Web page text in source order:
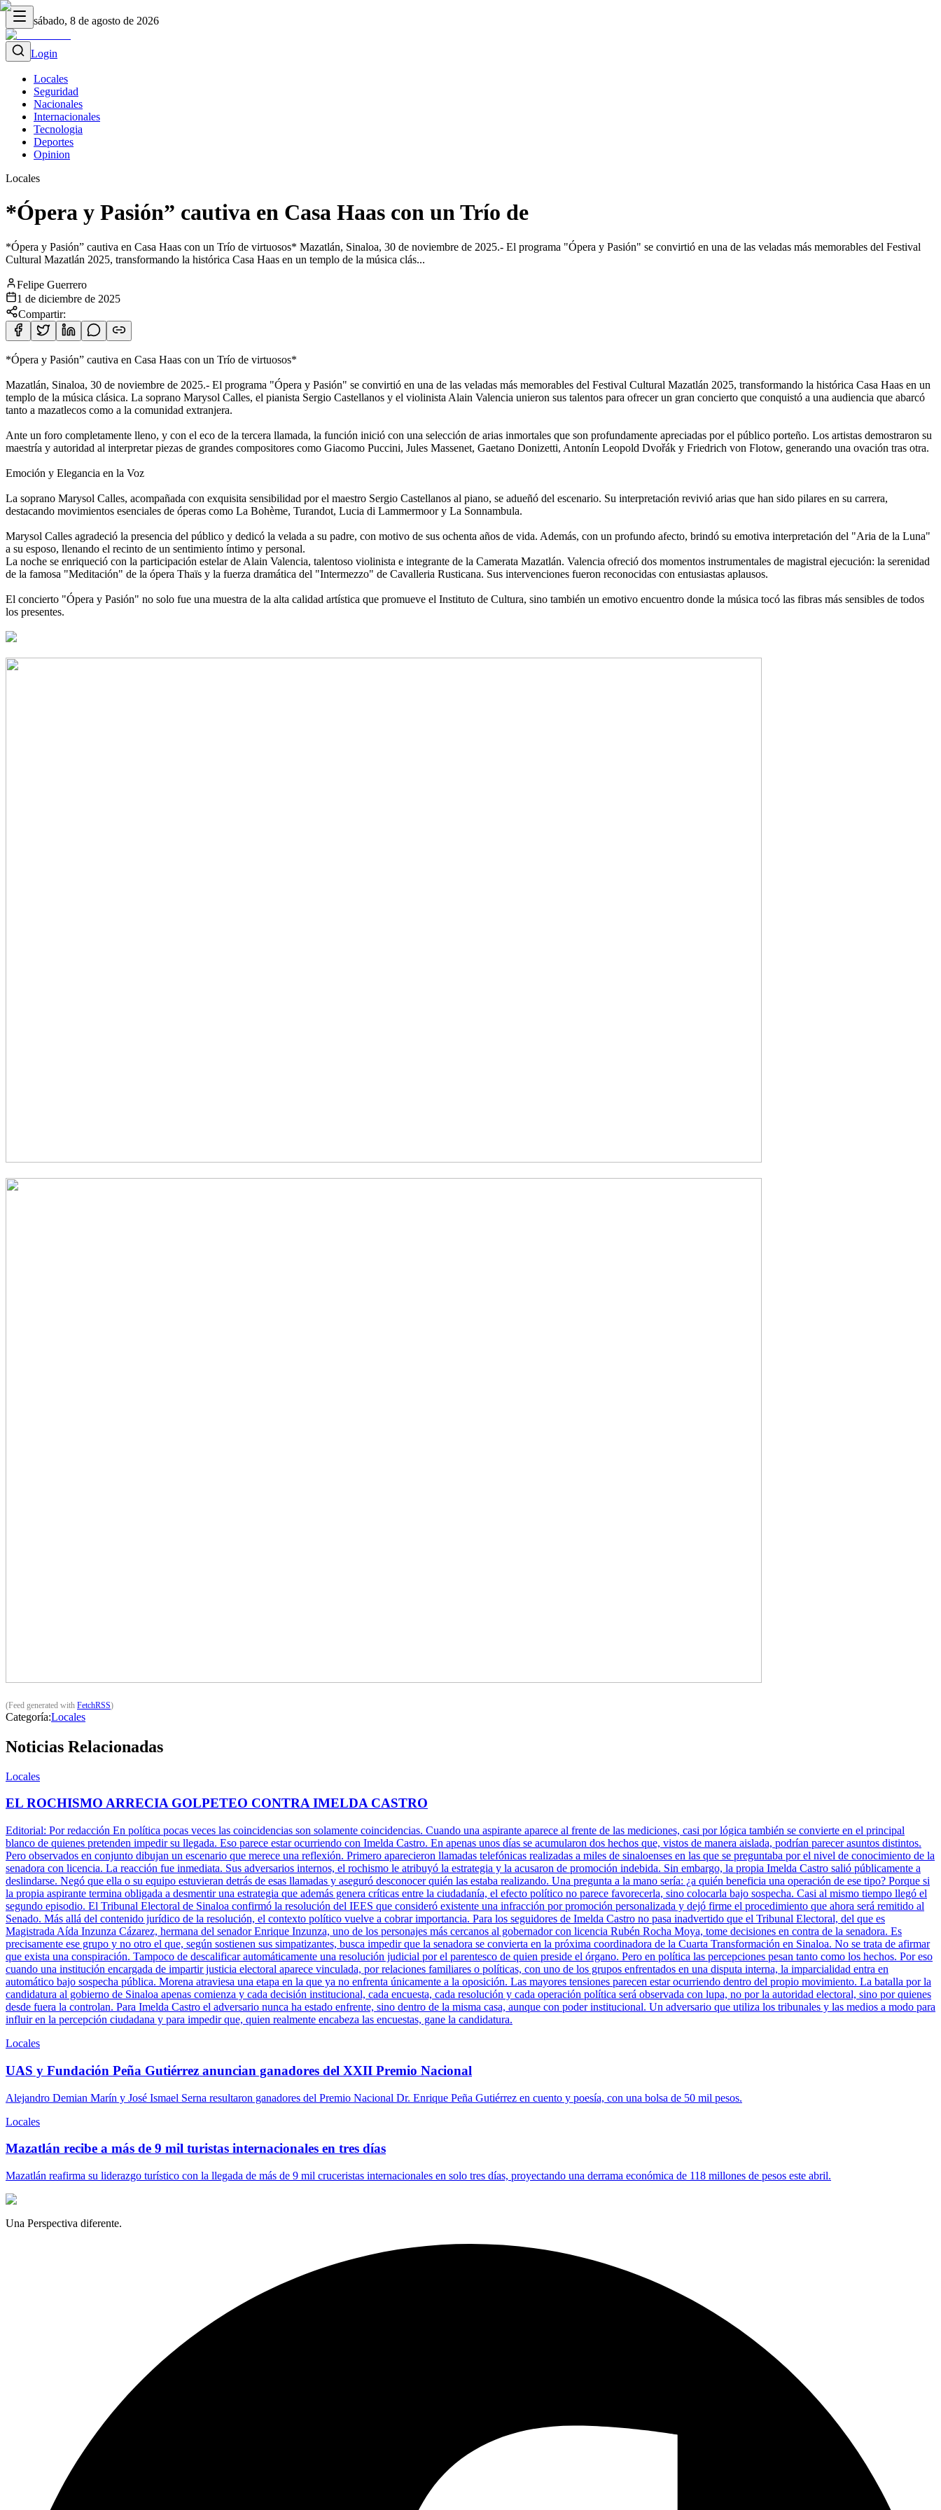
sábado, 8 de agosto de 2026
Login
Locales
Seguridad
Nacionales
Internacionales
Tecnologia
Deportes
Opinion
Locales
*Ópera y Pasión” cautiva en Casa Haas con un Trío de
*Ópera y Pasión” cautiva en Casa Haas con un Trío de virtuosos* Mazatlán, Sinaloa, 30 de noviembre de 2025.- El programa "Ópera y Pasión" se convirtió en una de las veladas más memorables del Festival
Cultural Mazatlán 2025, transformando la histórica Casa Haas en un templo de la música clás...
Felipe Guerrero
1 de diciembre de 2025
Compartir:
*Ópera y Pasión” cautiva en Casa Haas con un Trío de virtuosos*
Mazatlán, Sinaloa, 30 de noviembre de 2025.- El programa "Ópera y Pasión" se convirtió en una de las veladas más memorables del Festival Cultural Mazatlán 2025, transformando la histórica Casa Haas en un
templo de la música clásica. La soprano Marysol Calles, el pianista Sergio Castellanos y el violinista Alain Valencia unieron sus talentos para ofrecer un gran concierto que conquistó a una audiencia que abarcó
tanto a mazatlecos como a la comunidad extranjera.
Ante un foro completamente lleno, y con el eco de la tercera llamada, la función inició con una selección de arias inmortales que son profundamente apreciadas por el público porteño. Los artistas demostraron su
maestría y autoridad al interpretar piezas de grandes compositores como Giacomo Puccini, Jules Massenet, Gaetano Donizetti, Antonín Leopold Dvořák y Friedrich von Flotow, generando una ovación tras otra.
Emoción y Elegancia en la Voz
La soprano Marysol Calles, acompañada con exquisita sensibilidad por el maestro Sergio Castellanos al piano, se adueñó del escenario. Su interpretación revivió arias que han sido pilares en su carrera,
destacando movimientos esenciales de óperas como La Bohème, Turandot, Lucia di Lammermoor y La Sonnambula.
Marysol Calles agradeció la presencia del público y dedicó la velada a su padre, con motivo de sus ochenta años de vida. Además, con un profundo afecto, brindó su emotiva interpretación del "Aria de la Luna"
a su esposo, llenando el recinto de un sentimiento íntimo y personal.
La noche se enriqueció con la participación estelar de Alain Valencia, talentoso violinista e integrante de la Camerata Mazatlán. Valencia ofreció dos momentos instrumentales de magistral ejecución: la serenidad
de la famosa "Meditación" de la ópera Thaïs y la fuerza dramática del "Intermezzo" de Cavalleria Rusticana. Sus intervenciones fueron reconocidas con entusiastas aplausos.
El concierto "Ópera y Pasión" no solo fue una muestra de la alta calidad artística que promueve el Instituto de Cultura, sino también un emotivo encuentro donde la música tocó las fibras más sensibles de todos
los presentes.
(Feed generated with FetchRSS)
Categoría:Locales
Noticias Relacionadas
Locales
EL ROCHISMO ARRECIA GOLPETEO CONTRA IMELDA CASTRO
Editorial: Por redacción En política pocas veces las coincidencias son solamente coincidencias. Cuando una aspirante aparece al frente de las mediciones, casi por lógica también se convierte en el principal
blanco de quienes pretenden impedir su llegada. Eso parece estar ocurriendo con Imelda Castro. En apenas unos días se acumularon dos hechos que, vistos de manera aislada, podrían parecer asuntos distintos.
Pero observados en conjunto dibujan un escenario que merece una reflexión. Primero aparecieron llamadas telefónicas realizadas a miles de sinaloenses en las que se preguntaba por el nivel de conocimiento de la
senadora con licencia. La reacción fue inmediata. Sus adversarios internos, el rochismo le atribuyó la estrategia y la acusaron de promoción indebida. Sin embargo, la propia Imelda Castro salió públicamente a
deslindarse. Negó que ella o su equipo estuvieran detrás de esas llamadas y aseguró desconocer quién las estaba realizando. Una pregunta a la mano sería: ¿a quién beneficia una operación de ese tipo? Porque si
la propia aspirante termina obligada a desmentir una estrategia que además genera críticas entre la ciudadanía, el efecto político no parece favorecerla, sino colocarla bajo sospecha. Casi al mismo tiempo llegó el
segundo episodio. El Tribunal Electoral de Sinaloa confirmó la resolución del IEES que consideró existente una infracción por promoción personalizada y dejó firme el procedimiento que ahora será remitido al
Senado. Más allá del contenido jurídico de la resolución, el contexto político vuelve a cobrar importancia. Para los seguidores de Imelda Castro no pasa inadvertido que el Tribunal Electoral, del que es
Magistrada Aída Inzunza Cázarez, hermana del senador Enrique Inzunza, uno de los personajes más cercanos al gobernador con licencia Rubén Rocha Moya, tome decisiones en contra de la senadora. Es
precisamente ese grupo y no otro el que, según sostienen sus simpatizantes, busca impedir que la senadora se convierta en la próxima coordinadora de la Cuarta Transformación en Sinaloa. No se trata de afirmar
que exista una conspiración. Tampoco de descalificar automáticamente una resolución judicial por el parentesco de quien preside el órgano. Pero en política las percepciones pesan tanto como los hechos. Por eso
cuando una institución encargada de impartir justicia electoral aparece vinculada, por relaciones familiares o políticas, con uno de los grupos enfrentados en una disputa interna, la imparcialidad entra en
automático bajo sospecha pública. Morena atraviesa una etapa en la que ya no enfrenta únicamente a la oposición. Las mayores tensiones parecen estar ocurriendo dentro del propio movimiento. La batalla por la
candidatura al gobierno de Sinaloa apenas comienza y cada decisión institucional, cada encuesta, cada resolución y cada operación política será observada con lupa, no por la autoridad electoral, sino por quienes
desde fuera la controlan. Para Imelda Castro el adversario nunca ha estado enfrente, sino dentro de la misma casa, aunque con poder institucional. Un adversario que utiliza los tribunales y las medios a modo para
influir en la percepción ciudadana y para impedir que, quien realmente encabeza las encuestas, gane la candidatura.
Locales
UAS y Fundación Peña Gutiérrez anuncian ganadores del XXII Premio Nacional
Alejandro Demian Marín y José Ismael Serna resultaron ganadores del Premio Nacional Dr. Enrique Peña Gutiérrez en cuento y poesía, con una bolsa de 50 mil pesos.
Locales
Mazatlán recibe a más de 9 mil turistas internacionales en tres días
Mazatlán reafirma su liderazgo turístico con la llegada de más de 9 mil cruceristas internacionales en solo tres días, proyectando una derrama económica de 118 millones de pesos este abril.
Una Perspectiva diferente.